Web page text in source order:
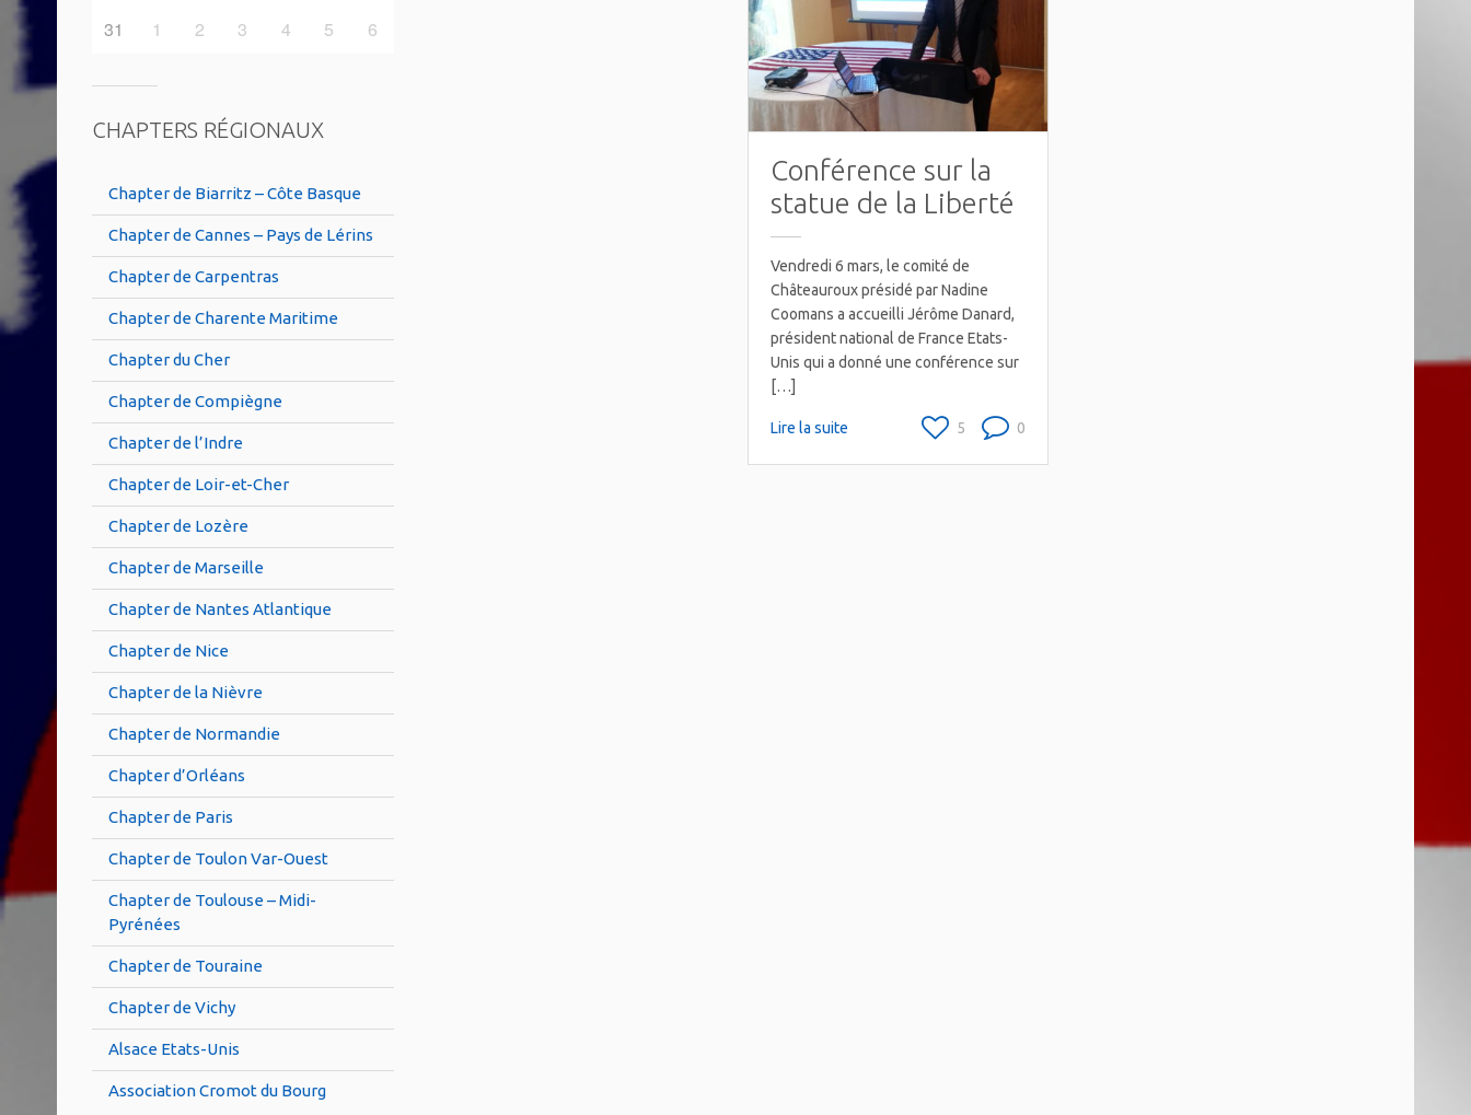
Conférence sur la
statue de la Liberté
Vendredi 6 mars, le comité de
Châteauroux présidé par Nadine
Coomans a accueilli Jérôme Danard,
président national de France Etats-
Unis qui a donné une conférence sur
[…]
Lire la suite 0
5
31
1 2 3 4 5 6
CHAPTERS RÉGIONAUX
Chapter de Biarritz – Côte Basque
Chapter de Cannes – Pays de Lérins
Chapter de Carpentras
Chapter de Charente Maritime
Chapter du Cher
Chapter de Compiègne
Chapter de l’Indre
Chapter de Loir-et-Cher
Chapter de Lozère
Chapter de Marseille
Chapter de Nantes Atlantique
Chapter de Nice
Chapter de la Nièvre
Chapter de Normandie
Chapter d’Orléans
Chapter de Paris
Chapter de Toulon Var-Ouest
Chapter de Toulouse – Midi-
Pyrénées
Chapter de Touraine
Chapter de Vichy
Alsace Etats-Unis
Association Cromot du Bourg